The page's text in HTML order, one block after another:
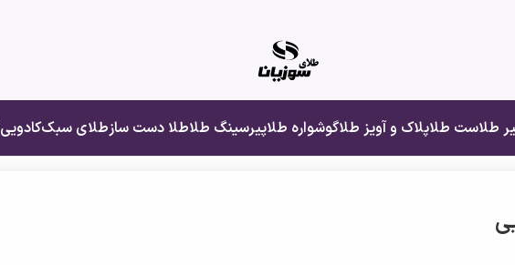
طلاست طلاپلاک و آویز طلاگوشواره طلاپیرسینگ طلاطلا دست سازطلای سبککادویی